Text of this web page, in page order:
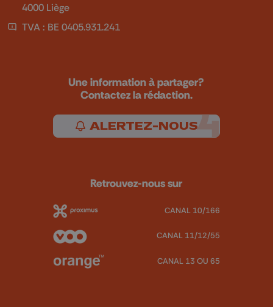
4000 Liège
TVA : BE 0405.931.241
Une information à partager?
Contactez la rédaction.
ALERTEZ-NOUS
Retrouvez-nous sur
CANAL 10/166
CANAL 11/12/55
CANAL 13 OU 65